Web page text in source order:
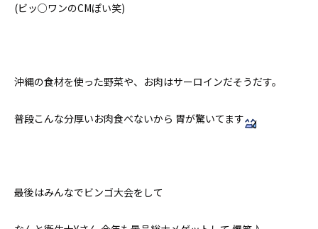
(ビッ○ワンのCMぽい笑)
沖縄の食材を使った野菜や、お肉はサーロインだそうだす。
普段こんな分厚いお肉食べないから 胃が驚いてます
最後はみんなでビンゴ大会をして